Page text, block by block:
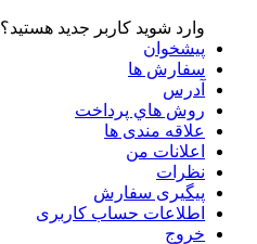
وارد شوید کاربر جدید هستید؟
پیشخوان
سفارش ها
آدرس
روش هاي پرداخت
علاقه مندی ها
اعلانات من
نظرات
پیگیری سفارش
اطلاعات حساب كاربری
خروج